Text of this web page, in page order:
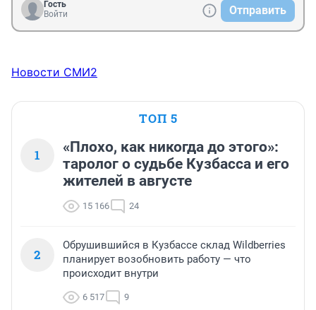
Гость
Войти
Отправить
Новости СМИ2
ТОП 5
1
«Плохо, как никогда до этого»:
таролог о судьбе Кузбасса и его
жителей в августе
15 166 24
2
Обрушившийся в Кузбассе склад Wildberries
планирует возобновить работу — что
происходит внутри
6 517 9